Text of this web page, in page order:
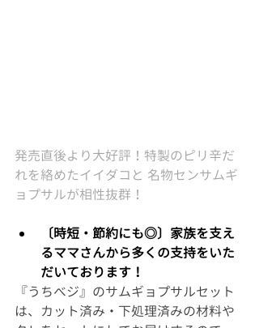
発売直後より大好評！特製のピリ辛だ
れを絡めたイイダコと 名物センサムギ
ョプサルが相性抜群！
〔時短・節約にも◎〕家族を支え
るママさんから多くの支持をいた
だいております！
『うちべジ』のサムギョプサルセット
は、カット済み・下処理済みの材料や